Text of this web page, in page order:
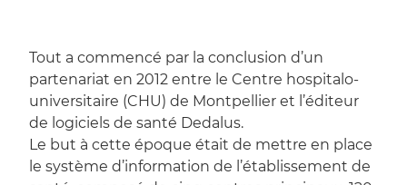
Tout a commencé par la conclusion d’un
partenariat en 2012 entre le Centre hospitalo-
universitaire (CHU) de Montpellier et l’éditeur
de logiciels de santé Dedalus.
Le but à cette époque était de mettre en place
le système d’information de l’établissement de